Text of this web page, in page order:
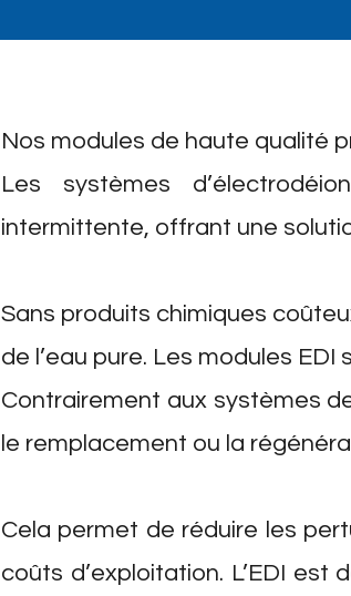
Nos modules de haute qualité
Les systèmes
intermittente, offrant une
Sans produits chimiques
de l’eau pure. Les modules
Contrairement aux systèmes
le remplacement ou la
Cela permet de réduire les
coûts d’exploitation. L’EDI